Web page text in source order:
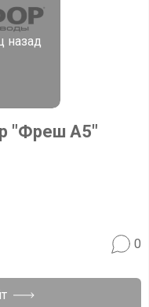
назад
"Фреш А5"
0